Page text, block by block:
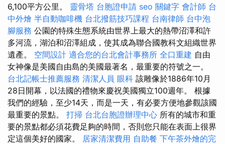
6,100平方公里。 靈骨塔 台胞證申請 seo 關鍵字 會計師 台
中外燴 半自動咖啡機 台北撥筋技巧課程 台南律師 台中泡
腳服務 公園的特殊生態系統由世界上最大的熱帶沼澤和許
多河流，湖泊和沼澤組成，使其成為聯合國教科文組織世界
遺產。 空間設計 適合您的台北會計事務所 全口重建 自由
女神像是美國自由島的美國最著名，最重要的符號之一。
台北記帳士推薦服務 清潔人員 眼科 該雕像於1886年10月
28日開幕，以法國的禮物來慶祝美國獨立100週年。 根據
我們的經驗，至少14天，而是一天，有必要方便地參觀該國
最重要的景點。 打掃 台北台胞證辦理中心 所有的城市和重
要的景點都必須花費足夠的時間，否則您只能在表面上很界
定這個美好的國家。 居家清潔費用 自助餐 下午茶外燴的完